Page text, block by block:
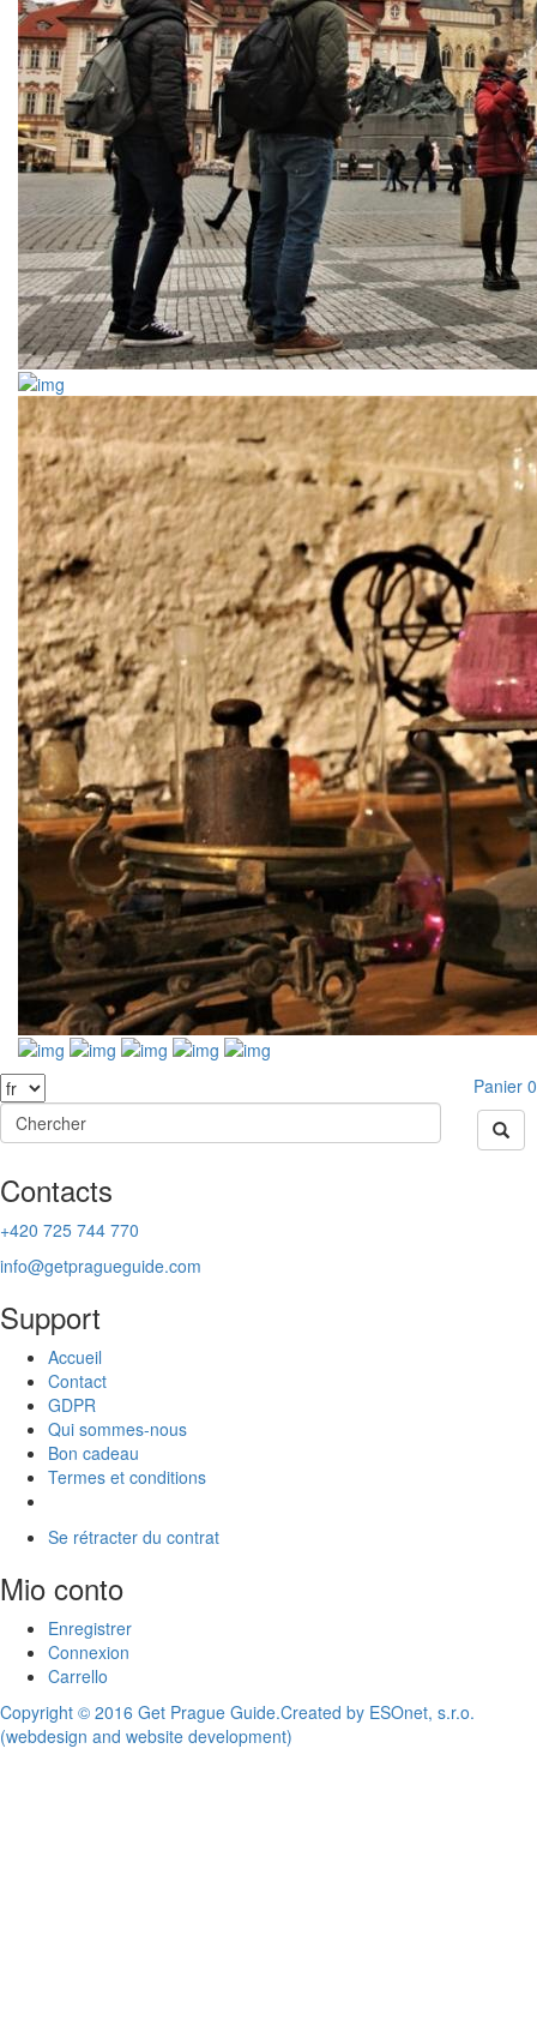
Panier 0
Contacts
+420 725 744 770
info@getpragueguide.com
Support
Accueil
Contact
GDPR
Qui sommes-nous
Bon cadeau
Termes et conditions
Se rétracter du contrat
Mio conto
Enregistrer
Connexion
Carrello
Copyright © 2016 Get Prague Guide.Created by ESOnet, s.r.o.
(webdesign and website development)